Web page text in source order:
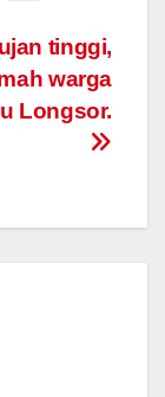
tinggi,
warga
Longsor.